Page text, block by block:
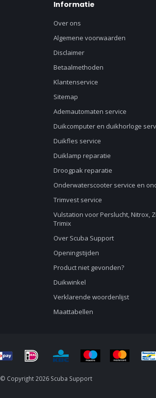
Informatie
Over ons
Algemene voorwaarden
Disclaimer
Betaalmethoden
Klantenservice
Sitemap
Ademautomaten service
Duikcomputer en duikhorloge
Duikfles service
Duiklamp reparatie
Droogpak reparatie
Onderwaterscooter service en
Trimvest service
Vulstation voor Perslucht, Nitrox,
Trimix
Over Scuba Support
Openingstijden
Product niet gevonden?
Duikwinkel
Verklarende woordenlijst
Maattabellen
© Copyright 2026 Scuba Support